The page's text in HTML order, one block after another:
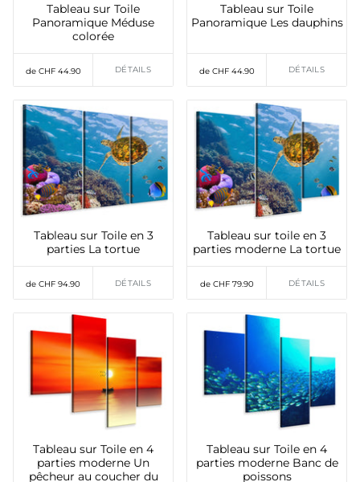
Tableau sur Toile
Panoramique Méduse
colorée
de CHF 44.90 DÉTAILS
Tableau sur Toile
Panoramique Les dauphins
de CHF 44.90 DÉTAILS
Tableau sur Toile en 3
parties La tortue
de CHF 94.90 DÉTAILS
Tableau sur toile en 3
parties moderne La tortue
de CHF 79.90 DÉTAILS
Tableau sur Toile en 4
parties moderne Un
pêcheur au coucher du
Tableau sur Toile en 4
parties moderne Banc de
poissons